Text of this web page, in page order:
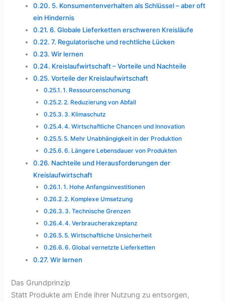
5. Konsumentenverhalten als Schlüssel – aber oft
ein Hindernis
6. Globale Lieferketten erschweren Kreisläufe
7. Regulatorische und rechtliche Lücken
Wir lernen
Kreislaufwirtschaft – Vorteile und Nachteile
Vorteile der Kreislaufwirtschaft
1. Ressourcenschonung
2. Reduzierung von Abfall
3. Klimaschutz
4. Wirtschaftliche Chancen und Innovation
5. Mehr Unabhängigkeit in der Produktion
6. Längere Lebensdauer von Produkten
Nachteile und Herausforderungen der
Kreislaufwirtschaft
1. Hohe Anfangsinvestitionen
2. Komplexe Umsetzung
3. Technische Grenzen
4. Verbraucherakzeptanz
5. Wirtschaftliche Unsicherheit
6. Global vernetzte Lieferketten
Wir lernen
Das Grundprinzip
Statt Produkte am Ende ihrer Nutzung zu entsorgen,